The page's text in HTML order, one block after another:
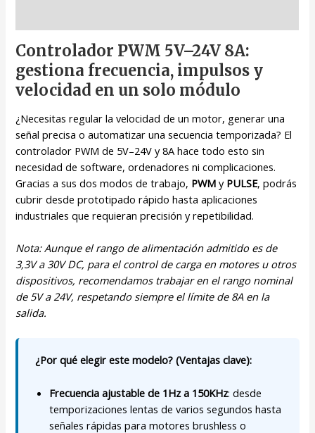
Controlador PWM 5V–24V 8A:
gestiona frecuencia, impulsos y
velocidad en un solo módulo
¿Necesitas regular la velocidad de un motor, generar una
señal precisa o automatizar una secuencia temporizada? El
controlador PWM de 5V–24V y 8A hace todo esto sin
necesidad de software, ordenadores ni complicaciones.
Gracias a sus dos modos de trabajo, PWM y PULSE, podrás
cubrir desde prototipado rápido hasta aplicaciones
industriales que requieran precisión y repetibilidad.
Nota: Aunque el rango de alimentación admitido es de
3,3V a 30V DC, para el control de carga en motores u otros
dispositivos, recomendamos trabajar en el rango nominal
de 5V a 24V, respetando siempre el límite de 8A en la
salida.
¿Por qué elegir este modelo? (Ventajas clave):
Frecuencia ajustable de 1Hz a 150KHz: desde
temporizaciones lentas de varios segundos hasta
señales rápidas para motores brushless o